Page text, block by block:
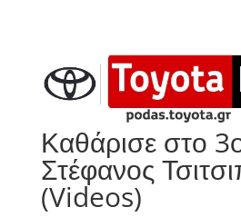
Καθάρισε στο
Στέφανος
(Videos)